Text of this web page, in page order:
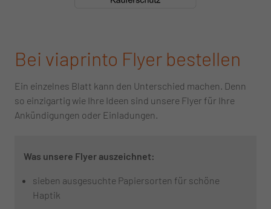
Bei viaprinto Flyer bestellen
Ein einzelnes Blatt kann den Unterschied machen. Denn
so einzigartig wie Ihre Ideen sind unsere Flyer für Ihre
Ankündigungen oder Einladungen.
Was unsere Flyer auszeichnet:
sieben ausgesuchte Papiersorten für schöne
Haptik